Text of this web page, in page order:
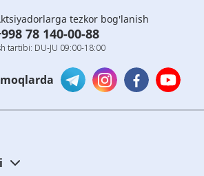
tezkor bog'lanish
78 140-00-88
tartibi: DU-JU 09:00-18:00